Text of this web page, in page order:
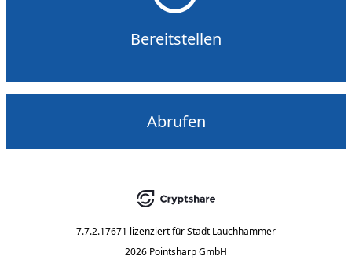
Bereitstellen
Abrufen
7.7.2.17671 lizenziert fürStadt Lauchhammer
2026 Pointsharp GmbH